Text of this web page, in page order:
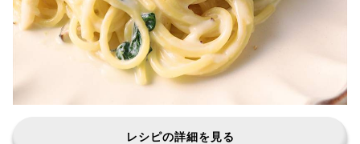
レシピの詳細を見る